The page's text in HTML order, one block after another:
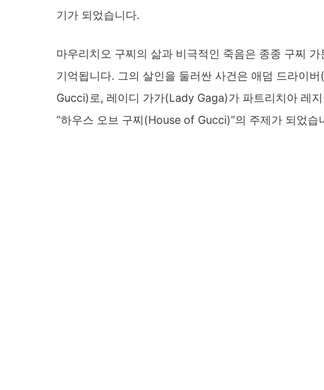
기가 되었습니다.
마우리치오 구찌의 삶과 비극적인 죽음은 종종 구찌
기억됩니다. 그의 살인을 둘러싼 사건은 애덤 드라이
Gucci)로, 레이디 가가(Lady Gaga)가 파트리치아 레
“하우스 오브 구찌(House of Gucci)”의 주제가 되었습